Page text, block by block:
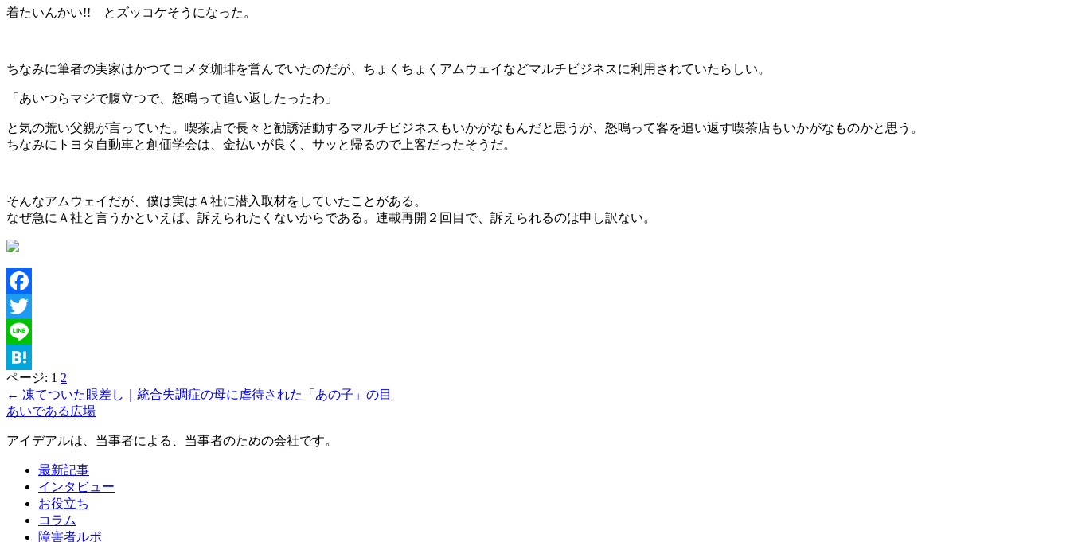
着たいんかい!! とズッコケそうになった。
ちなみに筆者の実家はかつてコメダ珈琲を営んでいたのだが、ちょくちょくアムウェイなどマルチビジネスに利用されていたらしい。
「あいつらマジで腹立つで、怒鳴って追い返したったわ」
と気の荒い父親が言っていた。喫茶店で長々と勧誘活動するマルチビジネスもいかがなもんだと思うが、怒鳴って客を追い返す喫茶店もいかがなものかと思う。
ちなみにトヨタ自動車と創価学会は、金払いが良く、サッと帰るので上客だったそうだ。
そんなアムウェイだが、僕は実はＡ社に潜入取材をしていたことがある。
なぜ急にＡ社と言うかといえば、訴えられたくないからである。連載再開２回目で、訴えられるのは申し訳ない。
Facebook
Twitter
Line
Hatena
ページ: 1 2
← 凍てついた眼差し｜統合失調症の母に虐待された「あの子」の目
あいである広場
アイデアルは、当事者による、当事者のための会社です。
最新記事
インタビュー
お役立ち
コラム
障害者ルポ